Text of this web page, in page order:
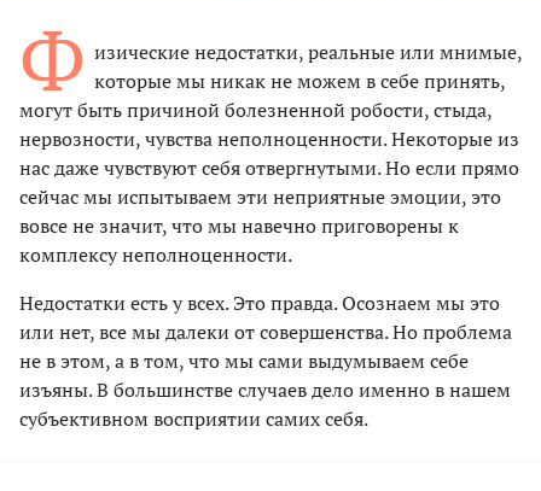
Ф изические недостатки, реальные или мнимые,
которые мы никак не можем в себе принять,
могут быть причиной болезненной робости, стыда,
нервозности, чувства неполноценности. Некоторые из
нас даже чувствуют себя отвергнутыми. Но если прямо
сейчас мы испытываем эти неприятные эмоции, это
вовсе не значит, что мы навечно приговорены к
комплексу неполноценности.
Недостатки есть у всех. Это правда. Осознаем мы это
или нет, все мы далеки от совершенства. Но проблема
не в этом, а в том, что мы сами выдумываем себе
изъяны. В большинстве случаев дело именно в нашем
субъективном восприятии самих себя.